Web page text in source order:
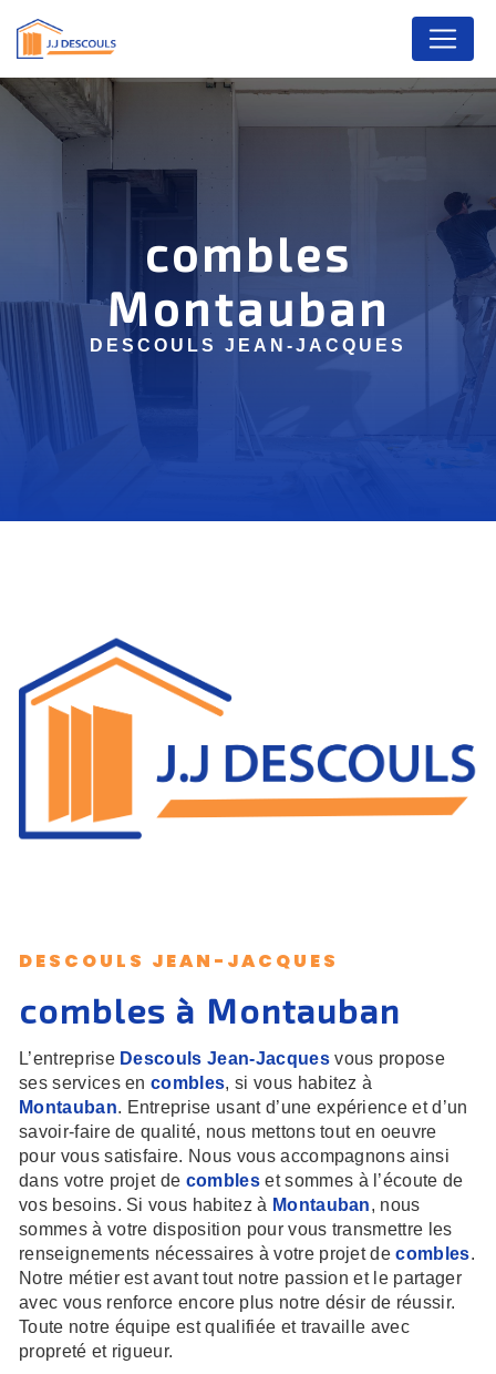
combles
Montauban
DESCOULS JEAN-JACQUES
DESCOULS JEAN-JACQUES
combles à Montauban
L’entreprise Descouls Jean-Jacquesvous propose
ses services encombles, si vous habitez à
Montauban. Entreprise usant d’une expérience et d’un
savoir-faire de qualité, nous mettons tout en oeuvre
pour vous satisfaire. Nous vous accompagnons ainsi
dans votre projet de combleset sommes à l’écoute de
vos besoins. Si vous habitez à Montauban, nous
sommes à votre disposition pour vous transmettre les
renseignements nécessaires à votre projet decombles.
Notre métier est avant tout notre passion et le partager
avec vous renforce encore plus notre désir de réussir.
Toute notre équipe est qualifiée et travaille avec
propreté et rigueur.
Panneau de gestion des cookies